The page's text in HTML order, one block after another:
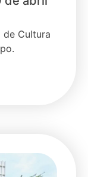
Cultura